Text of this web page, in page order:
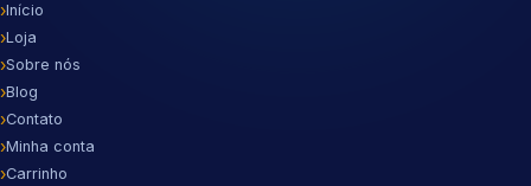
Início
Loja
Sobre nós
Blog
Contato
Minha conta
Carrinho